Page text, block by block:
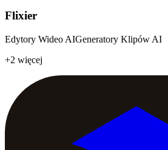
Flixier
Edytory Wideo AIGeneratory Klipów AI
+2 więcej